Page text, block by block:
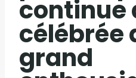
continue
célébrée
grand